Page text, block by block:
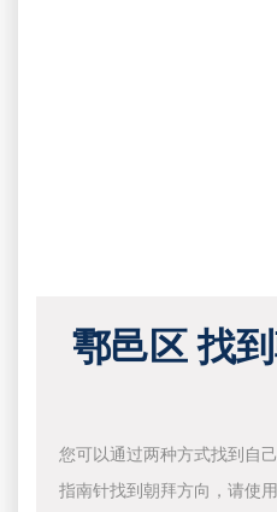
鄠邑区 找
您可以通过两种方式找到自
指南针找到朝拜方向，请使